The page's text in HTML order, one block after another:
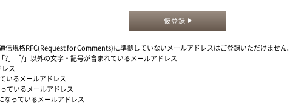
仮登録
信規格RFC(Request for Comments)に準拠していないメールアドレスはご登録いただけません。
?」「/」以外の文字・記号が含まれているメールアドレス
ス
いるメールアドレス
ているメールアドレス
なっているメールアドレス